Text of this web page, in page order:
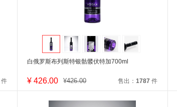
件
白俄罗斯布列斯特银骷髅伏特加700ml
¥ 426.00 ¥426.00 售出：1787 件